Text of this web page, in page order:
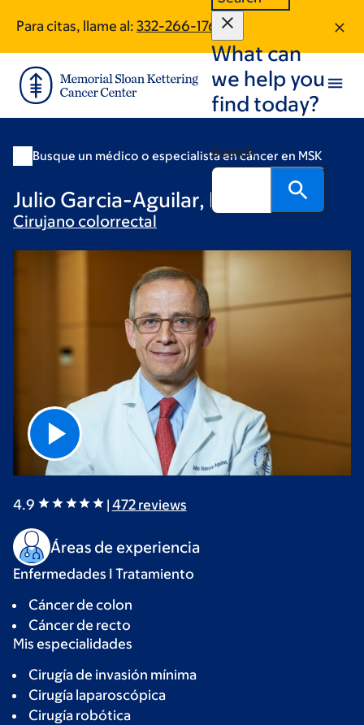
main
content
footer
Para citas, llame al: 332-266-1765
What can
we help you
find today?
Search
Busque un médico o especialista en cáncer en MSK
Julio Garcia-Aguilar, MD, PhD
Cirujano colorrectal
4.9 | 472reviews
Áreas de experiencia
Enfermedades I Tratamiento
Cáncer de colon
Cáncer de recto
Mis especialidades
Cirugía de invasión mínima
Cirugía laparoscópica
Cirugía robótica